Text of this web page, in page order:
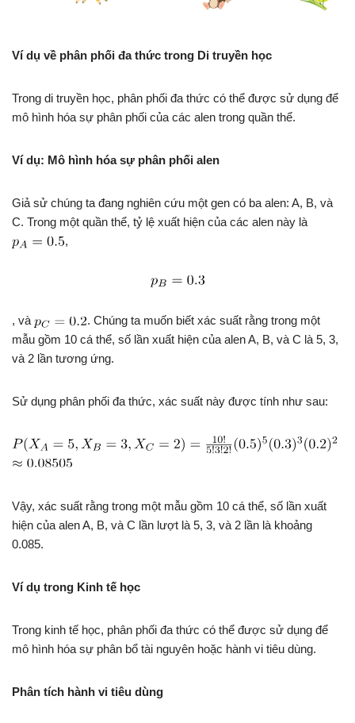
Ví dụ về phân phối đa thức trong Di truyền học
Trong di truyền học, phân phối đa thức có thể được sử dụng để
mô hình hóa sự phân phối của các alen trong quần thể.
Ví dụ: Mô hình hóa sự phân phối alen
Giả sử chúng ta đang nghiên cứu một gen có ba alen: A, B, và
C. Trong một quần thể, tỷ lệ xuất hiện của các alen này là
,
, và
. Chúng ta muốn biết xác suất rằng trong một
mẫu gồm 10 cá thể, số lần xuất hiện của alen A, B, và C là 5, 3,
và 2 lần tương ứng.
Sử dụng phân phối đa thức, xác suất này được tính như sau:
Vậy, xác suất rằng trong một mẫu gồm 10 cá thể, số lần xuất
hiện của alen A, B, và C lần lượt là 5, 3, và 2 lần là khoảng
0.085.
Ví dụ trong Kinh tế học
Trong kinh tế học, phân phối đa thức có thể được sử dụng để
mô hình hóa sự phân bổ tài nguyên hoặc hành vi tiêu dùng.
Phân tích hành vi tiêu dùng